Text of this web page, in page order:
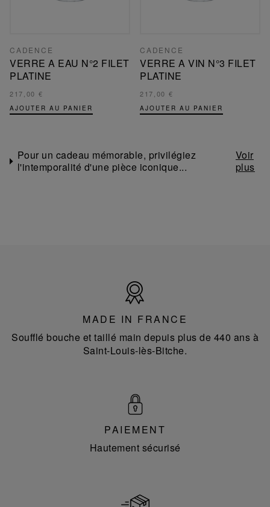
CADENCE
VERRE A EAU N°2 FILET
PLATINE
217,00 €
AJOUTER AU PANIER
CADENCE
VERRE A VIN N°3 FILET
PLATINE
217,00 €
AJOUTER AU PANIER
Pour un cadeau mémorable, privilégiez
l'intemporalité d'une pièce iconique...
France
MADE IN FRANCE
Soufflé bouche et taillé main depuis plus de 440 ans à
Saint-Louis-lès-Bitche.
PAIEMENT
Hautement sécurisé